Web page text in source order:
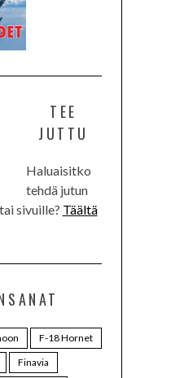
TEE
JUTTU
Haluaisitko
tehdä jutun
sivuille? Täältä
F-18 Hornet
Finavia